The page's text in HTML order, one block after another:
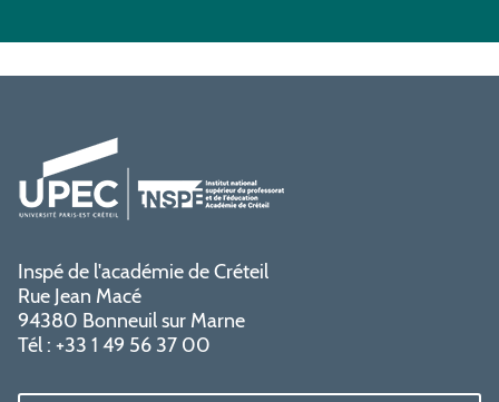
Inspé de l'académie de Créteil
Rue Jean Macé
94380 Bonneuil sur Marne
Tél : +33 1 49 56 37 00